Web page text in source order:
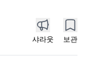
샤라웃 보관